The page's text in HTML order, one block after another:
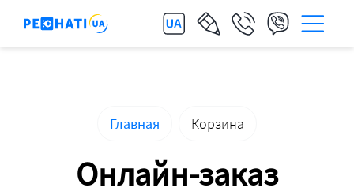
Онлайн-заказ
Главная Корзина